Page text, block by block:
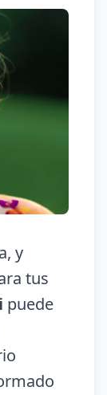
y
tus
puede